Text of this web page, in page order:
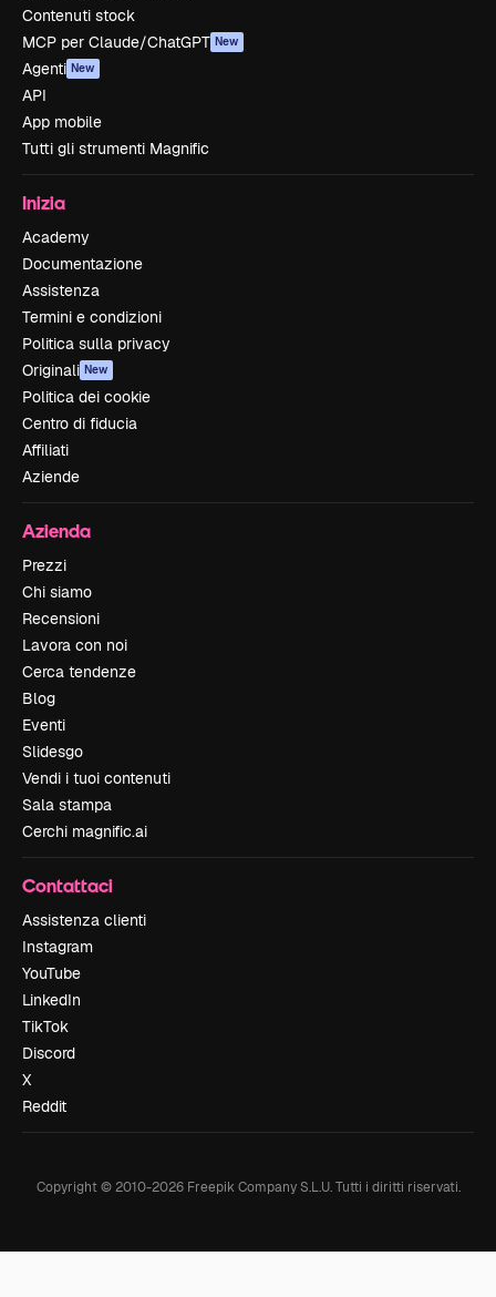
Contenuti stock
MCP per Claude/ChatGPT New
Agenti New
API
App mobile
Tutti gli strumenti Magnific
Inizia
Academy
Documentazione
Assistenza
Termini e condizioni
Politica sulla privacy
Originali New
Politica dei cookie
Centro di fiducia
Affiliati
Aziende
Azienda
Prezzi
Chi siamo
Recensioni
Lavora con noi
Cerca tendenze
Blog
Eventi
Slidesgo
Vendi i tuoi contenuti
Sala stampa
Cerchi magnific.ai
Contattaci
Assistenza clienti
Instagram
YouTube
LinkedIn
TikTok
Discord
X
Reddit
Copyright © 2010-2026Freepik Company S.L.U. Tutti i diritti riservati.